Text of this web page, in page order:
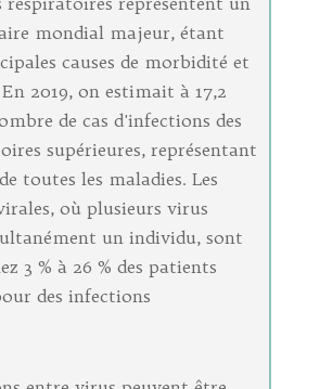
mondial majeur, étant
causes de morbidité et
2019, on estimait à 17,2
de cas d'infections des
supérieures, représentant
toutes les maladies. Les
où plusieurs virus
un individu, sont
3 % à 26 % des patients
des infections